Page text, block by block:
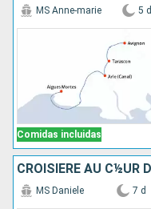
Comidas incluidas
MS Anne-marie 5 d
MS Daniele 7 d